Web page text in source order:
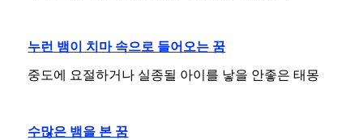
누런 뱀이 치마 속으로 들어오는 꿈
중도에 요절하거나 실종될 아이를 낳을 안좋은 태몽
수많은 뱀을 본 꿈